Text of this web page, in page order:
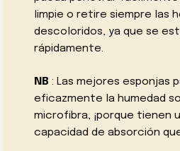
limpie o retire siempre las
descoloridos, ya que se
rápidamente.
NB : Las mejores esponjas
eficazmente la humedad
microfibra, ¡porque tienen
capacidad de absorción